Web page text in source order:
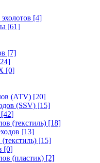
[4]
[61]
[7]
[0]
(ATV) [20]
(SSV) [15]
[42]
(текстиль) [18]
[13]
[15]
[0]
(пластик) [2]